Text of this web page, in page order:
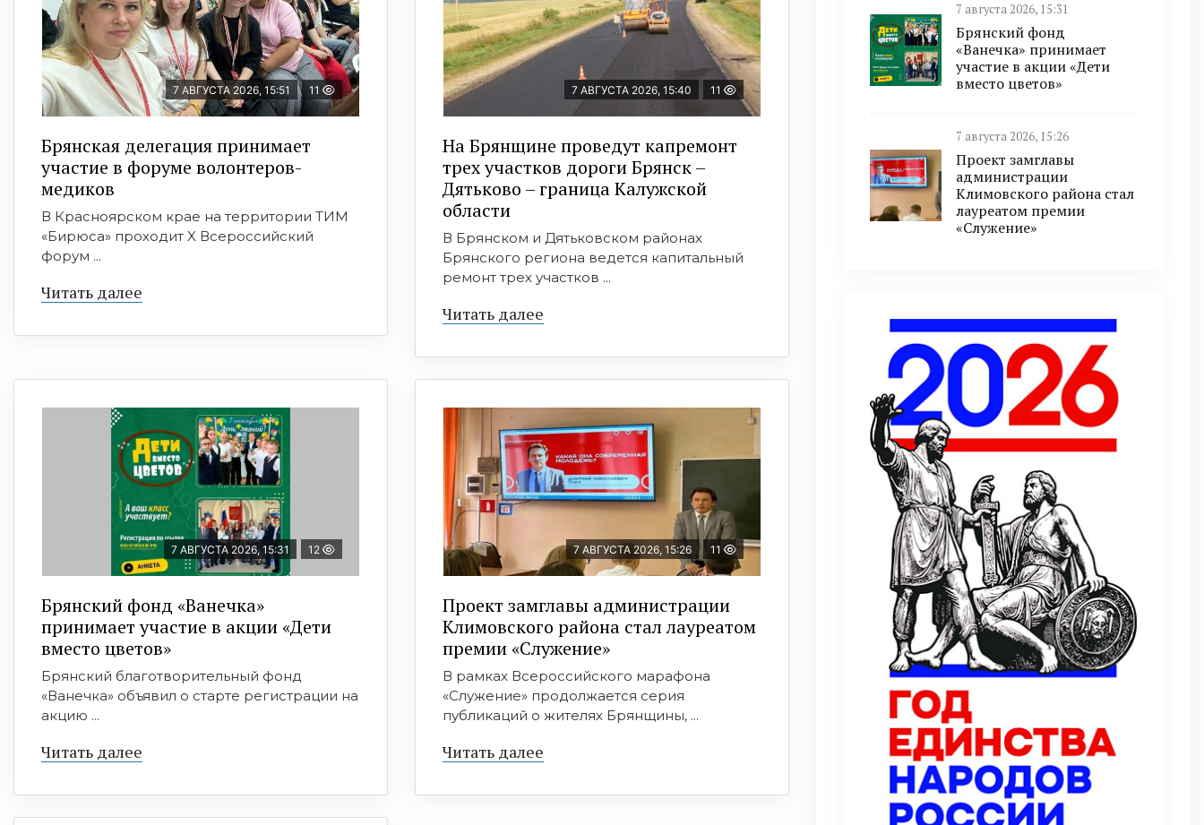
7 АВГУСТА 2026, 15:51 11
Брянская делегация принимает
участие в форуме волонтеров-
медиков
В Красноярском крае на территории ТИМ
«Бирюса» проходит X Всероссийский
форум ...
Читать далее
7 АВГУСТА 2026, 15:40 11
На Брянщине проведут капремонт
трех участков дороги Брянск –
Дятьково – граница Калужской
области
В Брянском и Дятьковском районах
Брянского региона ведется капитальный
ремонт трех участков ...
Читать далее
7 АВГУСТА 2026, 15:31 12
Брянский фонд «Ванечка»
принимает участие в акции «Дети
вместо цветов»
Брянский благотворительный фонд
«Ванечка» объявил о старте регистрации на
акцию ...
Читать далее
7 АВГУСТА 2026, 15:26 11
Проект замглавы администрации
Климовского района стал лауреатом
премии «Служение»
В рамках Всероссийского марафона
«Служение» продолжается серия
публикаций о жителях Брянщины, ...
Читать далее
7 августа 2026, 15:31
Брянский фонд
«Ванечка» принимает
участие в акции «Дети
вместо цветов»
7 августа 2026, 15:26
Проект замглавы
администрации
Климовского района стал
лауреатом премии
«Служение»